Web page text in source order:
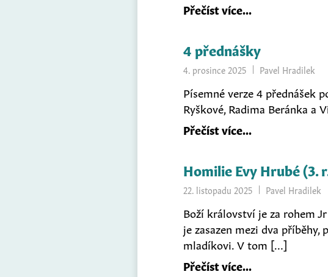
Přečíst více
4 přednášky
4. prosince 2025 Pavel Hradilek
Písemné verze 4 přednášek
Ryškové, Radima Beránka a
Přečíst více
Homilie Evy Hrubé (3.
22. listopadu 2025 Pavel Hradilek
Boží království je za rohem Jr
je zasazen mezi dva
mladíkovi. V tom […]
Přečíst více